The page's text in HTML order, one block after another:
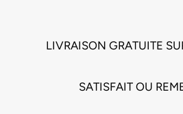
LIVRAISON GRATUITE
SATISFAIT OU